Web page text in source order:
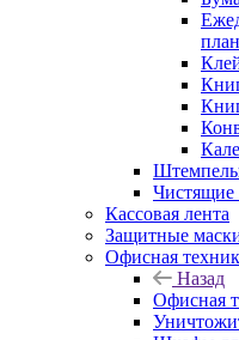
Чистящие
Кассовая лента
Защитные
Офисная
Назад
Офисная